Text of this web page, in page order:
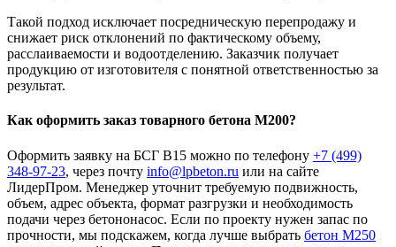
Такой подход исключает посредническую перепродажу и
снижает риск отклонений по фактическому объему,
расслаиваемости и водоотделению. Заказчик получает
продукцию от изготовителя с понятной ответственностью за
результат.
Как оформить заказ товарного бетона М200?
Оформить заявку на БСГ В15 можно по телефону +7 (499)
348-97-23, через почту info@lpbeton.ru или на сайте
ЛидерПром. Менеджер уточнит требуемую подвижность,
объем, адрес объекта, формат разгрузки и необходимость
подачи через бетононасос. Если по проекту нужен запас по
прочности, мы подскажем, когда лучше выбрать бетон М250